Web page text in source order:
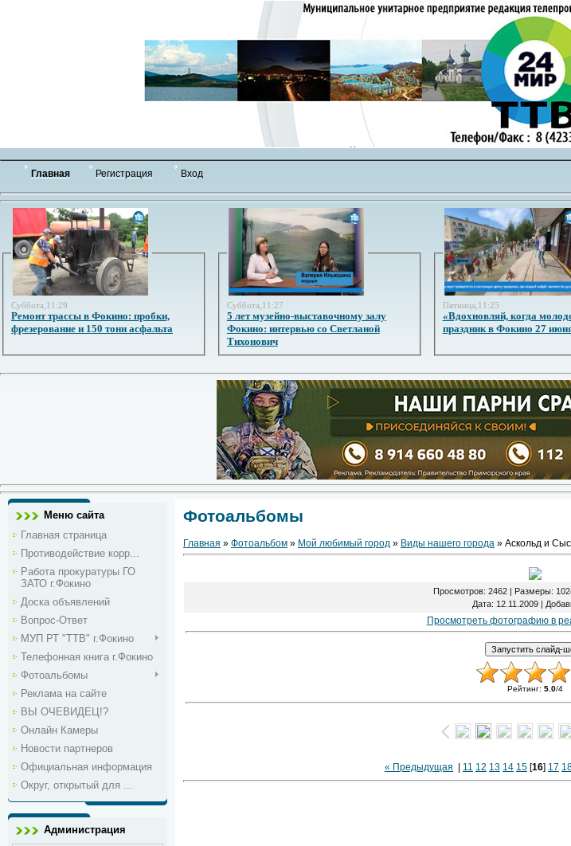
Главная Регистрация Вход
Суббота,11:29
Ремонт трассы в Фокино: пробки,
фрезерование и 150 тонн асфальта
Суббота,11:27
5 лет музейно-выставочному залу
Фокино: интервью со Светланой
Тихонович
Пятница,11:25
«Вдохновляй, когда
праздник в Фокино 27
Меню сайта
Главная страница
Противодействие корр...
Работа прокуратуры ГО
ЗАТО г.Фокино
Доска объявлений
Вопрос-Ответ
МУП РТ "ТТВ" г.Фокино
Телефонная книга г.Фокино
Фотоальбомы
Реклама на сайте
ВЫ ОЧЕВИДЕЦ!?
Онлайн Камеры
Новости партнеров
Официальная информация
Округ, открытый для ...
Администрация
Фотоальбомы
Главная » Фотоальбом » Мой любимый город » Виды нашего города » Аскольд и
Просмотров: 2462 | Размеры:
Дата: 12.11.2009 |
Просмотреть фотографию в
Рейтинг: 5.0/4
« Предыдущая 11 12 13 14 15 [16] 17